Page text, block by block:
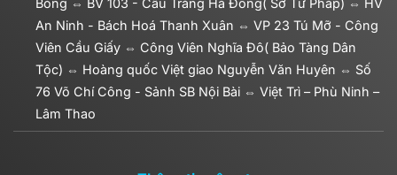
Bỏng ⇔ BV 103 - Cầu Trắng Hà Đông( Sở Tư Pháp) ⇔ HV
An Ninh - Bách Hoá Thanh Xuân ⇔ VP 23 Tú Mỡ - Công
Viên Cầu Giấy ⇔ Công Viên Nghĩa Đô( Bảo Tàng Dân
Tộc) ⇔ Hoàng quốc Việt giao Nguyễn Văn Huyên ⇔ Số
76 Võ Chí Công - Sảnh SB Nội Bài ⇔ Việt Trì – Phù Ninh –
Lâm Thao